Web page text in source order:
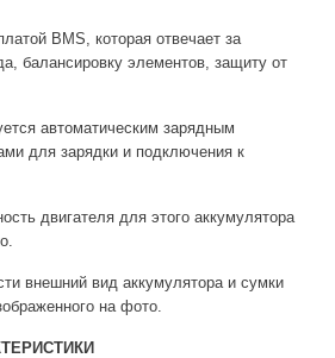
BMS, которая отвечает за
балансировку элементов, защиту от
автоматическим зарядным
для зарядки и подключения к
двигателя для этого аккумулятора
внешний вид аккумулятора и сумки
на фото.